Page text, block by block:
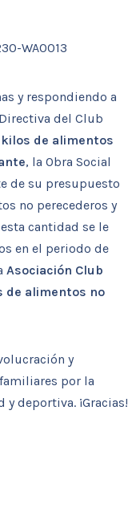
y respondiendo a
del Club
de alimentos
, la Obra Social
de su presupuesto
no perecederos y
cantidad se le
en el periodo de
Asociación Club
de alimentos no
y
por la
deportiva. ¡Gracias!